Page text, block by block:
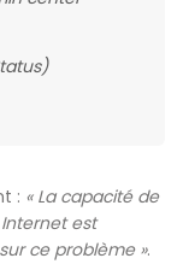
: « La capacité de
est
ce problème ».